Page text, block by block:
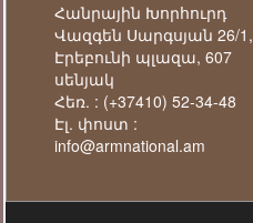
Հանրային Խորհուրդ
Վազգեն Սարգսյան 26/1,
Էրեբունի պլազա, 607
սենյակ
Հեռ. : (+37410) 52-34-48
Էլ. փոստ :
info@armnational.am